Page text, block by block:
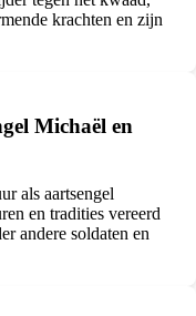
krachten en zijn
Michaël en
als aartsengel
en tradities vereerd
andere soldaten en